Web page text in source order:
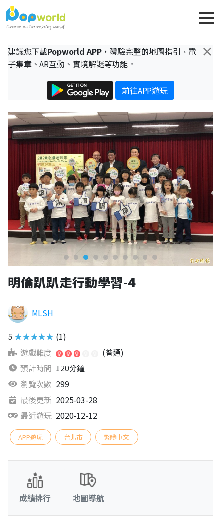
×
建議您下載Popworld APP ，體驗完整的地圖指引、電
子集章、AR互動、實境解謎等功能。
前往APP遊玩
明倫趴趴走行動學習-4
MLSH
5 ★★★★★ (1)
遊戲難度
(普通)
預計時間 120分鐘
瀏覽次數 299
最後更新 2025-03-28
最近遊玩 2020-12-12
APP遊玩 台北市 繁體中文
成績排行 地圖導航